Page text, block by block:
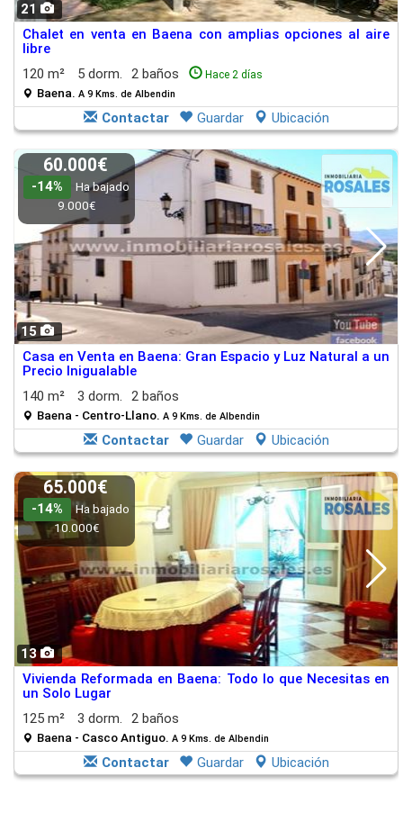
21
Chalet en venta en Baena con amplias opciones al aire
libre
120 m²
5 dorm. 2 baños Hace 2 días
Baena. A 9 Kms. de Albendin
Contactar Guardar Ubicación
15
60.000€
-14%
Ha bajado
9.000€
Casa en Venta en Baena: Gran Espacio y Luz Natural a un
Precio Inigualable
140 m²
3 dorm. 2 baños
Baena - Centro-Llano. A 9 Kms. de Albendin
Contactar Guardar Ubicación
13
65.000€
-14%
Ha bajado
10.000€
Vivienda Reformada en Baena: Todo lo que Necesitas en
un Solo Lugar
125 m²
3 dorm. 2 baños
Baena - Casco Antiguo. A 9 Kms. de Albendin
Contactar Guardar Ubicación